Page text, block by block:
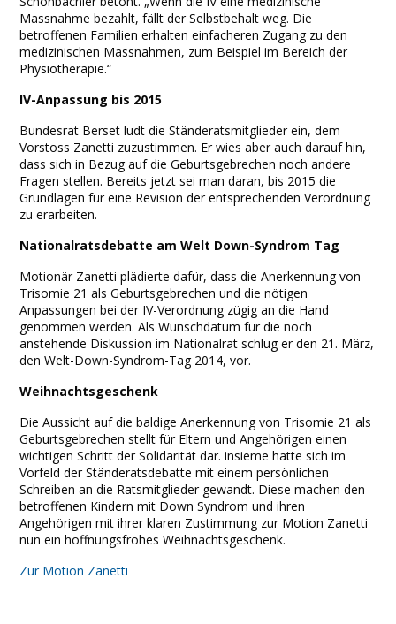
Massnahme bezahlt, fällt der Selbstbehalt weg. Die
betroffenen Familien erhalten einfacheren Zugang zu den
medizinischen Massnahmen, zum Beispiel im Bereich der
Physiotherapie.“
IV-Anpassung bis 2015
Bundesrat Berset ludt die Ständeratsmitglieder ein, dem
Vorstoss Zanetti zuzustimmen. Er wies aber auch darauf hin,
dass sich in Bezug auf die Geburtsgebrechen noch andere
Fragen stellen. Bereits jetzt sei man daran, bis 2015 die
Grundlagen für eine Revision der entsprechenden Verordnung
zu erarbeiten.
Nationalratsdebatte am Welt Down-Syndrom Tag
Motionär Zanetti plädierte dafür, dass die Anerkennung von
Trisomie 21 als Geburtsgebrechen und die nötigen
Anpassungen bei der IV-Verordnung zügig an die Hand
genommen werden. Als Wunschdatum für die noch
anstehende Diskussion im Nationalrat schlug er den 21. März,
den Welt-Down-Syndrom-Tag 2014, vor.
Weihnachtsgeschenk
Die Aussicht auf die baldige Anerkennung von Trisomie 21 als
Geburtsgebrechen stellt für Eltern und Angehörigen einen
wichtigen Schritt der Solidarität dar. insieme hatte sich im
Vorfeld der Ständeratsdebatte mit einem persönlichen
Schreiben an die Ratsmitglieder gewandt. Diese machen den
betroffenen Kindern mit Down Syndrom und ihren
Angehörigen mit ihrer klaren Zustimmung zur Motion Zanetti
nun ein hoffnungsfrohes Weihnachtsgeschenk.
Zur Motion Zanetti